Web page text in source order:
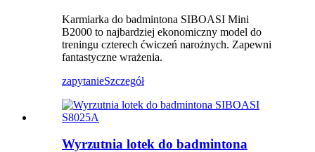
Karmiarka do badmintona SIBOASI Mini
B2000 to najbardziej ekonomiczny model do
treningu czterech ćwiczeń narożnych. Zapewni
fantastyczne wrażenia.
zapytanieSzczegół
Wyrzutnia lotek do badmintona